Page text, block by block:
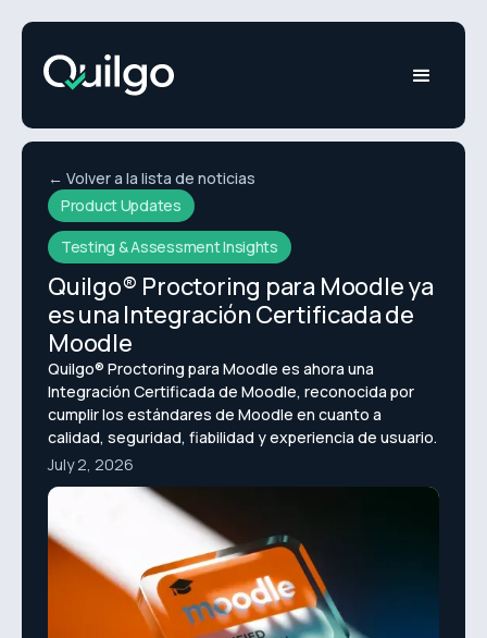
← Volver a la lista de noticias
Product Updates
Testing & Assessment Insights
Quilgo® Proctoring para Moodle ya
es una Integración Certificada de
Moodle
Quilgo® Proctoring para Moodle es ahora una
Integración Certificada de Moodle, reconocida por
cumplir los estándares de Moodle en cuanto a
calidad, seguridad, fiabilidad y experiencia de usuario.
July 2, 2026